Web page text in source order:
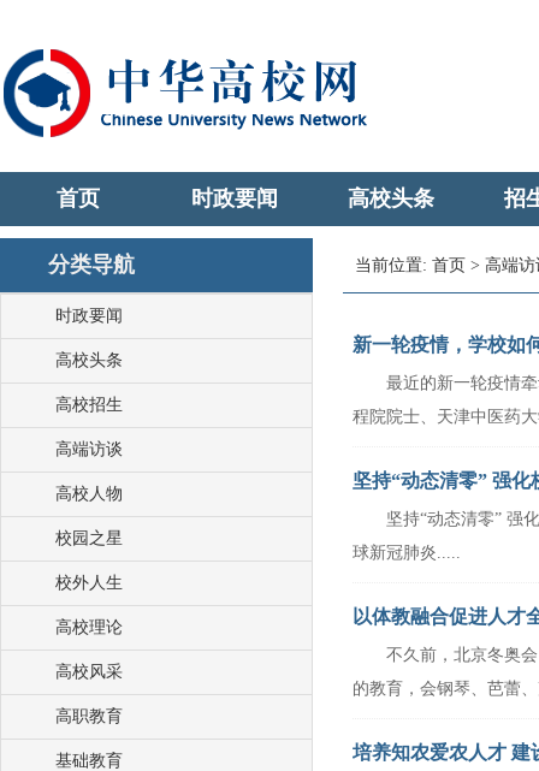
首页 时政要闻 高校头条 招
当前位置: 首页 > 高端访
新一轮疫情，学校
最近的新一轮疫情牵
程院院士、天津中医药
坚持“动态清零” 强化
坚持“动态清零” 强化
球新冠肺炎.....
以体教融合促进人
葛道凯
不久前，北京冬奥会
的教育，会钢琴、芭蕾
培养知农爱农人才
分类导航
时政要闻
高校头条
高校招生
高端访谈
高校人物
校园之星
校外人生
高校理论
高校风采
高职教育
基础教育